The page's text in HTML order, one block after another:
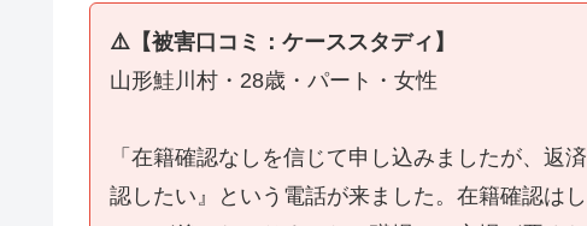
⚠️【被害口コミ：ケーススタディ】
山形鮭川村・28歳・パート・女性
「在籍確認なしを信じて申し込みましたが、返
認したい』という電話が来ました。在籍確認は